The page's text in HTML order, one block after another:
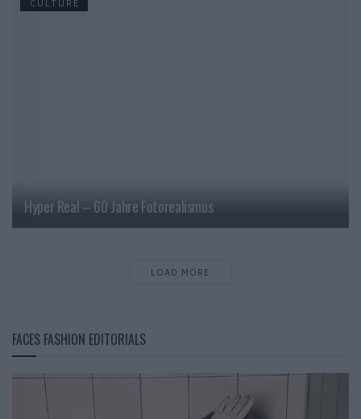
CULTURE
Hyper Real – 60 Jahre Fotorealismus
LOAD MORE
FACES FASHION EDITORIALS